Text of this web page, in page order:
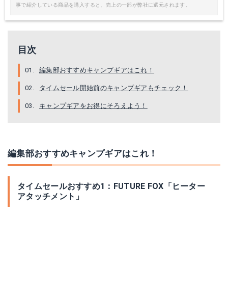
事で紹介している商品を購入すると、売上の一部が弊社に還元されます。
目次
編集部おすすめキャンプギアはこれ！
タイムセール開始前のキャンプギアもチェック！
キャンプギアをお得にそろえよう！
編集部おすすめキャンプギアはこれ！
タイムセールおすすめ1：FUTURE FOX「ヒーター
アタッチメント」